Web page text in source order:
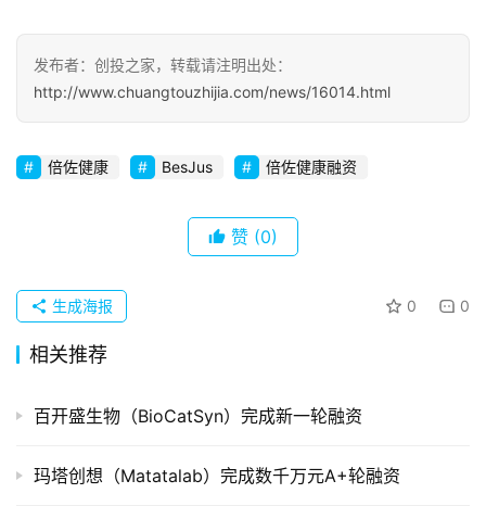
创
企
业
品
并
购
司
登录
发布者：创投之家，转载请注明出处：
http://www.chuangtouzhijia.com/news/16014.html
倍佐健康 BesJus 倍佐健康融资
赞 (0)
0 0
生成海报
相关推荐
百开盛生物（BioCatSyn）完成新一轮融资
玛塔创想（Matatalab）完成数千万元A+轮融资